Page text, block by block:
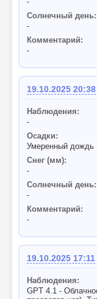
Солнечный день:
-
Комментарий:
-
19.10.2025 20:38
Наблюдения:
-
Осадки:
Умеренный дождь
Снег (мм):
-
Солнечный день:
-
Комментарий:
-
19.10.2025 17:11
Наблюдения:
GPT 4.1 -